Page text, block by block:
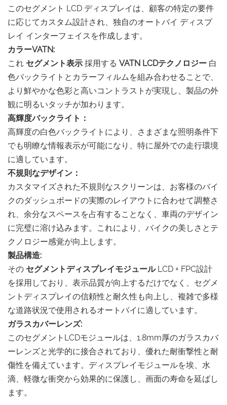
このセグメント LCD ディスプレイは、顧客の特定の要件
に応じてカスタム設計され、独自のオートバイ ディスプ
レイ インターフェイスを作成します。
カラーVATN:
これ セグメント表示 採用する VATN LCDテクノロジー 白
色バックライトとカラーフィルムを組み合わせることで、
より鮮やかな色彩と高いコントラストが実現し、製品の外
観に明るいタッチが加わります。
高輝度バックライト：
高輝度の白色バックライトにより、さまざまな照明条件下
でも明瞭な情報表示が可能になり、特に屋外での走行環境
に適しています。
不規則なデザイン：
カスタマイズされた不規則なスクリーンは、お客様のバイ
クのダッシュボードの実際のレイアウトに合わせて調整さ
れ、余分なスペースを占有することなく、車両のデザイン
に完璧に溶け込みます。これにより、バイクの美しさとテ
クノロジー感覚が向上します。
製品構造:
その セグメントディスプレイモジュールLCD + FPC設計
を採用しており、表示品質が向上するだけでなく、セグメ
ントディスプレイの信頼性と耐久性も向上し、複雑で多様
な道路状況で使用されるオートバイに適しています。
ガラスカバーレンズ:
このセグメントLCDモジュールは、1.8mm厚のガラスカバ
ーレンズと光学的に接合されており、優れた耐衝撃性と耐
傷性を備えています。ディスプレイモジュールを埃、水
滴、軽微な衝突から効果的に保護し、画面の寿命を延ばし
ます。